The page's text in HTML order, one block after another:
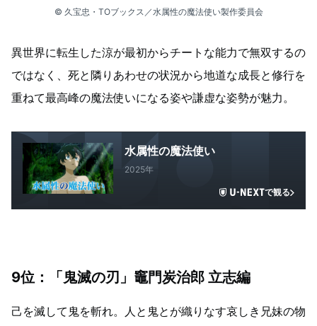
© 久宝忠・TOブックス／水属性の魔法使い製作委員会
異世界に転生した涼が最初からチートな能力で無双するの
ではなく、死と隣りあわせの状況から地道な成長と修行を
重ねて最高峰の魔法使いになる姿や謙虚な姿勢が魅力。
水属性の魔法使い
2025年
で観る
9位：「鬼滅の刃」竈門炭治郎 立志編
己を滅して鬼を斬れ。人と鬼とが織りなす哀しき兄妹の物